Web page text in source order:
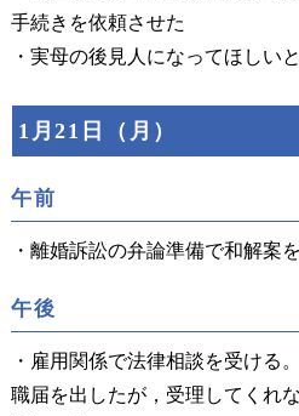
手続きを依頼させた
・実母の後見人になってほしい
1月21日（月）
午前
・離婚訴訟の弁論準備で和解案
午後
・雇用関係で法律相談を受ける
職届を出したが，受理してくれ